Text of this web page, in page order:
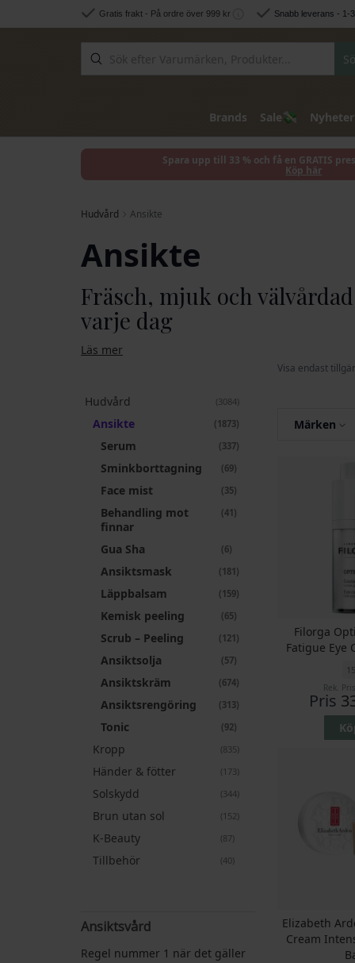
Hoppa till innehålletGratis frakt - På ordre över 999 kr Snabb leverans - 1-
Brands Sale💸 Nyheter
Spara upp till 33 % och få en GRATIS
Köp här
Hudvård Ansikte
Ansikte
Fräsch, mjuk och
varje dag
Läs mer
Hudvård 3084artiklar
Ansikte 1873artiklar
Serum 337artiklar
Sminkborttagning 69artiklar
Face mist 35artiklar
Behandling mot
finnar
41 artiklar
Gua Sha 6artiklar
Ansiktsmask 181 artiklar
Läppbalsam 159artiklar
Kemisk peeling 65artiklar
Scrub – Peeling 121 artiklar
Ansiktsolja 57artiklar
Ansiktskräm 674artiklar
Ansiktsrengöring 313artiklar
Tonic 92artiklar
Kropp 835artiklar
Händer & fötter 173artiklar
Solskydd 344artiklar
Brun utan sol 152artiklar
K-Beauty 87artiklar
Tillbehör 40artiklar
Visa endast
Märken
Filorga
Fatigue Eye
Rek. Pris
Pris
Elizabeth
Cream
Ansiktsvård
Regel nummer 1 när det gäller